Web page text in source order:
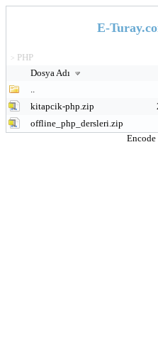
E-
> PHP
Dosya Adı
..
kitapcik-php.zip
offline_php_dersleri.zip